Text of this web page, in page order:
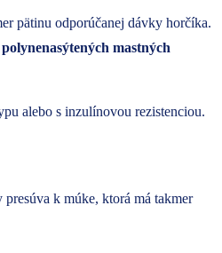
pätinu odporúčanej dávky horčíka.
mastných
alebo s inzulínovou rezistenciou.
k múke, ktorá má takmer